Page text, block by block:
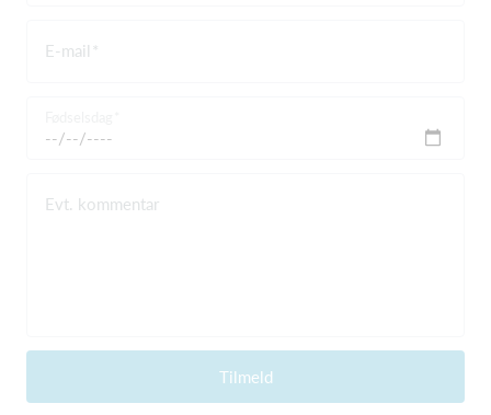
E-mail
Evt. kommentar
Tilmeld